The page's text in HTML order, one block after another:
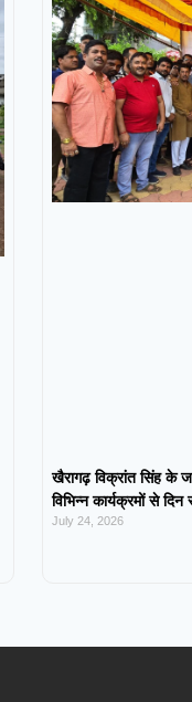
खैरागढ़ विक्रांत सिंह के
विभिन्न कार्यक्रमों से दिन
July 24, 2026